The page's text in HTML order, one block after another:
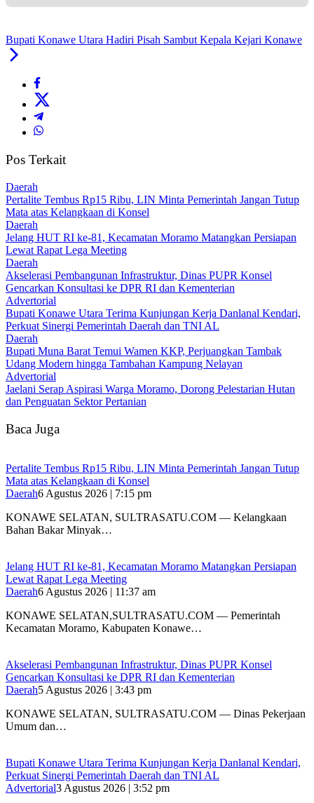
Bupati Konawe Utara Hadiri Pisah Sambut Kepala Kejari Konawe
Pos Terkait
Daerah
‎Pertalite Tembus Rp15 Ribu, LIN Minta Pemerintah Jangan Tutup
Mata atas Kelangkaan di Konsel
Daerah
‎Jelang HUT RI ke-81, Kecamatan Moramo Matangkan Persiapan
Lewat Rapat Lega Meeting
Daerah
Akselerasi Pembangunan Infrastruktur, Dinas PUPR Konsel
Gencarkan Konsultasi ke DPR RI dan Kementerian
Advertorial
Bupati Konawe Utara Terima Kunjungan Kerja Danlanal Kendari,
Perkuat Sinergi Pemerintah Daerah dan TNI AL
Daerah
‎Bupati Muna Barat Temui Wamen KKP, Perjuangkan Tambak
Udang Modern hingga Tambahan Kampung Nelayan
Advertorial
Jaelani Serap Aspirasi Warga Moramo, Dorong Pelestarian Hutan
dan Penguatan Sektor Pertanian
Baca Juga
‎Pertalite Tembus Rp15 Ribu, LIN Minta Pemerintah Jangan Tutup
Mata atas Kelangkaan di Konsel
Daerah6 Agustus 2026 | 7:15 pm
‎KONAWE SELATAN, SULTRASATU.COM — Kelangkaan
Bahan Bakar Minyak…
‎Jelang HUT RI ke-81, Kecamatan Moramo Matangkan Persiapan
Lewat Rapat Lega Meeting
Daerah6 Agustus 2026 | 11:37 am
KONAWE SELATAN,SULTRASATU.COM — Pemerintah
Kecamatan Moramo, Kabupaten Konawe…
Akselerasi Pembangunan Infrastruktur, Dinas PUPR Konsel
Gencarkan Konsultasi ke DPR RI dan Kementerian
Daerah5 Agustus 2026 | 3:43 pm
KONAWE SELATAN, SULTRASATU.COM — Dinas Pekerjaan
Umum dan…
Bupati Konawe Utara Terima Kunjungan Kerja Danlanal Kendari,
Perkuat Sinergi Pemerintah Daerah dan TNI AL
Advertorial3 Agustus 2026 | 3:52 pm